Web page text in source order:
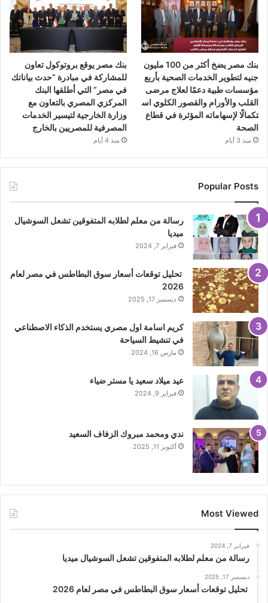
بنك مصر يضخ أكثر من 100 مليون
جنيه لتطوير الخدمات الصحية بأربع
مؤسسات طبية دعمًا لعلاج مرضى
القلب والأورام والقصور الكلوي اس
تكمالًا لإسهاماته المؤثرة في قطاع
الصحة
منذ 3 أيام
بنك مصر يوقع بروتوكول تعاون
للمشاركة في مبادرة “حدث بياناتك
في مصر” التي أطلقها البنك
المركزي المصري بالتعاون مع
وزارة الخارجية لتيسير الخدمات
المصرفية للمصريين بالخارج
منذ 4 أيام
Popular Posts
رسالة من معلم لطلابه المتفوقين تشعل السوشيال
ميديا
فبراير 7, 2024
تحليل توقعات أسعار سوق البطاطس في مصر لعام
2026
ديسمبر 17, 2025
كريم اسامة اول مصري يستخدم الذكاء الاصطناعي
في تنشيط السياحة
مارس 16, 2024
عيد ميلاد سعيد يا مستر ضياء
فبراير 9, 2024
ندي ومحمد مبروك الزفاف السعيد
أكتوبر 11, 2025
Most Viewed
فبراير 7, 2024
رسالة من معلم لطلابه المتفوقين تشعل السوشيال ميديا
ديسمبر 17, 2025
تحليل توقعات أسعار سوق البطاطس في مصر لعام 2026